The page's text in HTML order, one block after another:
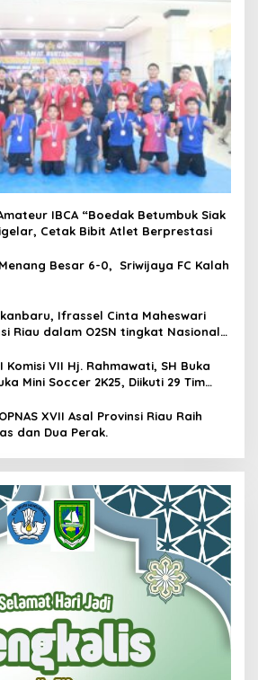
IBCA “Boedak Betumbuk Siak
Cetak Bibit Atlet Berprestasi
Besar 6-0, Sriwijaya FC Kalah
Ifrassel Cinta Maheswari
Riau dalam O2SN tingkat Nasional
Komisi VII Hj. Rahmawati, SH Buka
Mini Soccer 2K25, Diikuti 29 Tim
XVII Asal Provinsi Riau Raih
dan Dua Perak.